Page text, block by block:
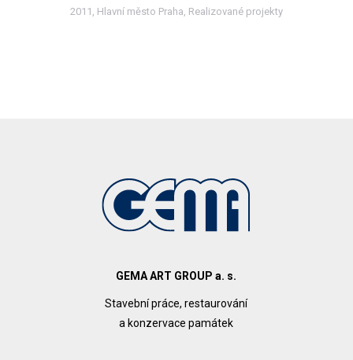
2011 Hlavní město Praha Realizované projekty
GEMA ART GROUP a. s.
Stavební práce, restaurování
a konzervace památek